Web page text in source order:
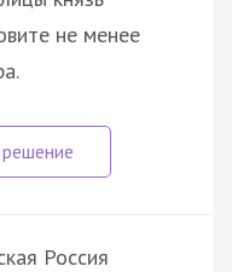
не менее
Россия